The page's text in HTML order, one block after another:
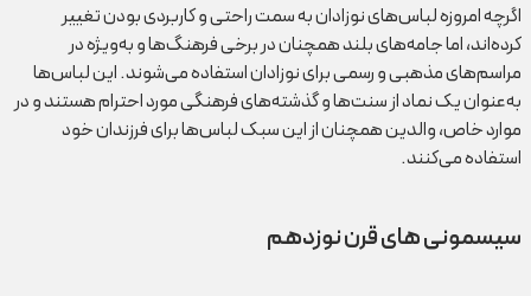
اگرچه امروزه لباس‌های نوزادان به سمت راحتی و کاربردی بودن تغییر
کرده‌اند، اما جامه‌های بلند همچنان در برخی فرهنگ‌ها و به‌ویژه در
مراسم‌های مذهبی و رسمی برای نوزادان استفاده می‌شوند. این لباس‌ها
به‌عنوان یک نماد از سنت‌ها و گذشته‌های فرهنگی مورد احترام هستند و در
موارد خاص، والدین همچنان از این سبک لباس‌ها برای فرزندان خود
استفاده می‌کنند.
سیسمونی های قرن نوزدهم